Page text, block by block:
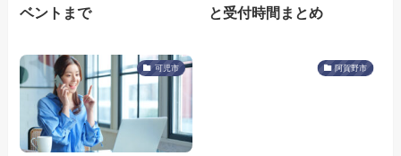
ベントまで
と受付時間まとめ
可児市 阿賀野市